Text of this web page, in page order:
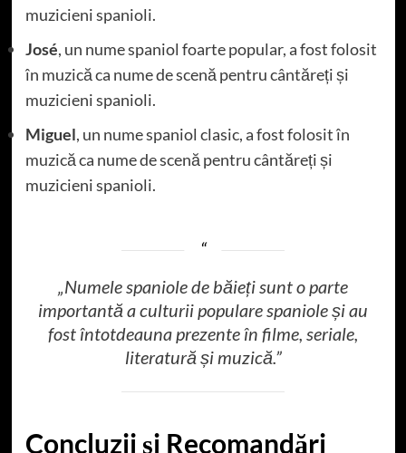
muzicieni spanioli.
José, un nume spaniol foarte popular, a fost folosit
în muzică ca nume de scenă pentru cântăreți și
muzicieni spanioli.
Miguel, un nume spaniol clasic, a fost folosit în
muzică ca nume de scenă pentru cântăreți și
muzicieni spanioli.
„Numele spaniole de băieți sunt o parte
importantă a culturii populare spaniole și au
fost întotdeauna prezente în filme, seriale,
literatură și muzică.”
Concluzii și Recomandări